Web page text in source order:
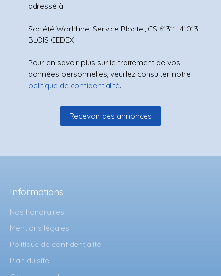
adressé à :
Société Worldline, Service Bloctel, CS 61311, 41013
BLOIS CEDEX.
Pour en savoir plus sur le traitement de vos
données personnelles, veuillez consulter notre
politique de confidentialité.
Recevoir des annonces
Informations
Nos honoraires
Mentions légales
Politique de confidentialité
Plan du site